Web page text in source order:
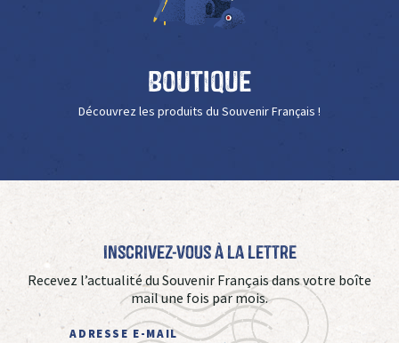
Boutique
Découvrez les produits du Souvenir Français !
Inscrivez-vous à La Lettre
Recevez l’actualité du Souvenir Français dans votre boîte
mail une fois par mois.
ADRESSE E-MAIL